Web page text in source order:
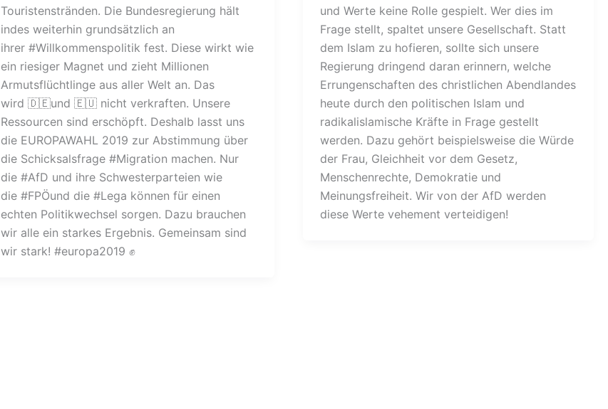
Touristenstränden. Die Bundesregierung hält
indes weiterhin grundsätzlich an
ihrer #Willkommenspolitik fest. Diese wirkt wie
ein riesiger Magnet und zieht Millionen
Armutsflüchtlinge aus aller Welt an. Das
wird 🇩🇪und 🇪🇺 nicht verkraften. Unsere
Ressourcen sind erschöpft. Deshalb lasst uns
die EUROPAWAHL 2019 zur Abstimmung über
die Schicksalsfrage #Migration machen. Nur
die #AfD und ihre Schwesterparteien wie
die #FPÖund die #Lega können für einen
echten Politikwechsel sorgen. Dazu brauchen
wir alle ein starkes Ergebnis. Gemeinsam sind
wir stark! #europa2019 ✊
und Werte keine Rolle gespielt. Wer dies im
Frage stellt, spaltet unsere Gesellschaft. Statt
dem Islam zu hofieren, sollte sich unsere
Regierung dringend daran erinnern, welche
Errungenschaften des christlichen Abendlandes
heute durch den politischen Islam und
radikalislamische Kräfte in Frage gestellt
werden. Dazu gehört beispielsweise die Würde
der Frau, Gleichheit vor dem Gesetz,
Menschenrechte, Demokratie und
Meinungsfreiheit. Wir von der AfD werden
diese Werte vehement verteidigen!